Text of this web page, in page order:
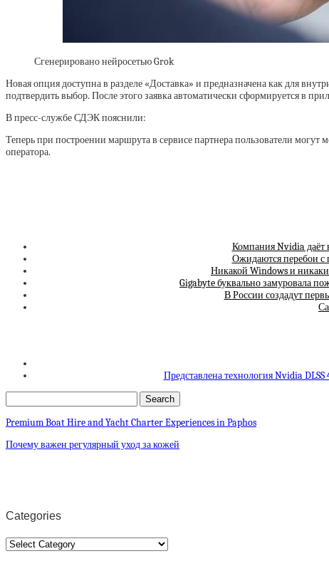
Сгенерировано нейросетью Grok
Новая опция доступна в разделе «Доставка» и предназначена как для
подтвердить выбор. После этого заявка автоматически сформируется в
В пресс-службе СДЭК пояснили:
Теперь при построении маршрута в сервисе партнера пользователи могут
оператора.
Компания Nvidia даёт
Ожидаются перебои с
Никакой Windows и
Gigabyte буквально замуровала
В России создадут
Представлена технология Nvidia
Premium Boat Hire and Yacht Charter Experiences in Paphos
Почему важен регулярный уход за кожей
Categories
Categories